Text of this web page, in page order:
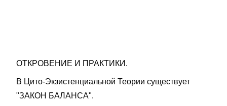
ОТКРОВЕНИЕ И ПРАКТИКИ.
В Цито-Экзистенциальной Теории существует
"ЗАКОН БАЛАНСА".